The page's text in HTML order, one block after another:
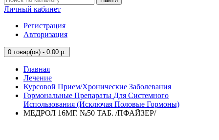
Личный кабинет
Регистрация
Авторизация
0 товар(ов) - 0.00 р.
Главная
Лечение
Курсовой Прием/Хронические Заболевания
Гормональные Препараты Для Системного
Использования (Исключая Половые Гормоны)
МЕДРОЛ 16МГ. №50 ТАБ. /ПФАЙЗЕР/